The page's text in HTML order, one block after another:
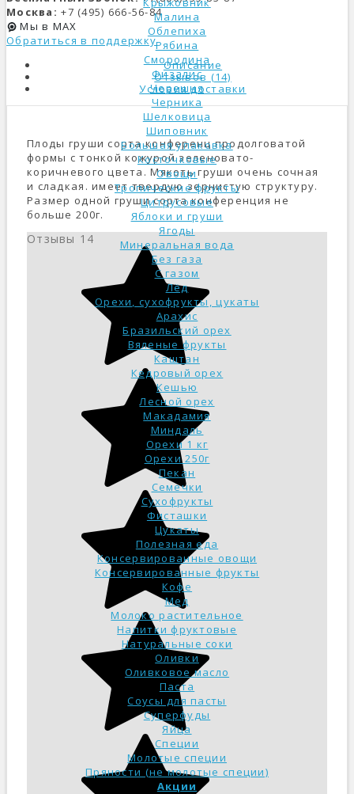
Малина
Облепиха
Рябина
Смородина
Физалис
Черешня
Черника
Шелковица
Шиповник
Большая упаковка
Косточковые
Овощи
Тропические фрукты
Цитрусовые
Яблоки и груши
Ягоды
Минеральная вода
Без газа
С газом
Лёд
Орехи, сухофрукты, цукаты
Арахис
Бразильский орех
Вяленые фрукты
Каштан
Кедровый орех
Кешью
Лесной орех
Макадамия
Миндаль
Орехи 1 кг
Орехи 250г
Пекан
Семечки
Сухофрукты
Фисташки
Цукаты
Полезная еда
Консервированные овощи
Консервированные фрукты
Кофе
Мед
Молоко растительное
Напитки фруктовые
Натуральные соки
Оливки
Оливковое масло
Паста
Соусы для пасты
Суперфуды
Яйца
Специи
Молотые специи
Пряности (не молотые специи)
Акции
Москва: +7 (495) 666-56-84
Мы в MAX
Обратиться в поддержку
Описание
Отзывов (14)
Условия доставки
Плоды груши сорта конференц продолговатой
формы с тонкой кожурой зеленовато-
коричневого цвета. Мякоть груши очень сочная
и сладкая. имеет твердую зернистую структуру.
Размер одной груши сорта конференция не
больше 200г.
Отзывы 14